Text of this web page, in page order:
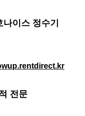
이스 정수기
전문